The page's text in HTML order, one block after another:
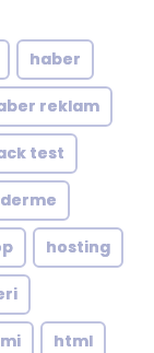
haber
reklam
test
hosting
html